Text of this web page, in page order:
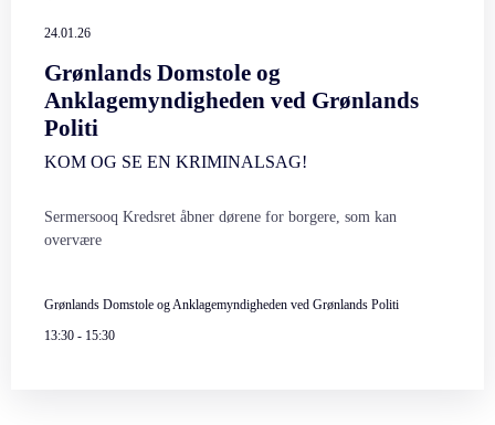
24.01.26
Grønlands Domstole og
Anklagemyndigheden ved Grønlands
Politi
KOM OG SE EN KRIMINALSAG!
Sermersooq Kredsret åbner dørene for borgere, som kan
overvære
Grønlands Domstole og Anklagemyndigheden ved Grønlands Politi
13:30 - 15:30